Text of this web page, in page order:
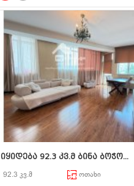
იყიდება 92.3 კვ.მ ბინა ბოჭო...
92.3 კვ.მ ოთახი